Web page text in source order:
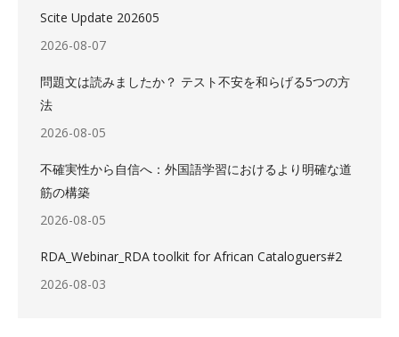
Scite Update 202605
2026-08-07
問題文は読みましたか？ テスト不安を和らげる5つの方
法
2026-08-05
不確実性から自信へ：外国語学習におけるより明確な道
筋の構築
2026-08-05
RDA_Webinar_RDA toolkit for African Cataloguers#2
2026-08-03